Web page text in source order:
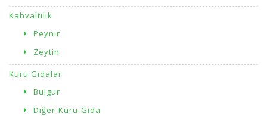
Kahvaltılık
Peynir
Zeytin
Kuru Gıdalar
Bulgur
Diğer-Kuru-Gıda